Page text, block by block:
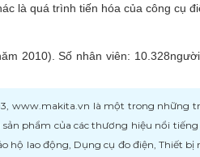
là quá trình tiến hóa của công cụ
2010). Số nhân viên:
www.makita.vn là một trong những
phẩm của các thương hiệu nổi
hộ lao động, Dụng cụ đo điện, Thiết